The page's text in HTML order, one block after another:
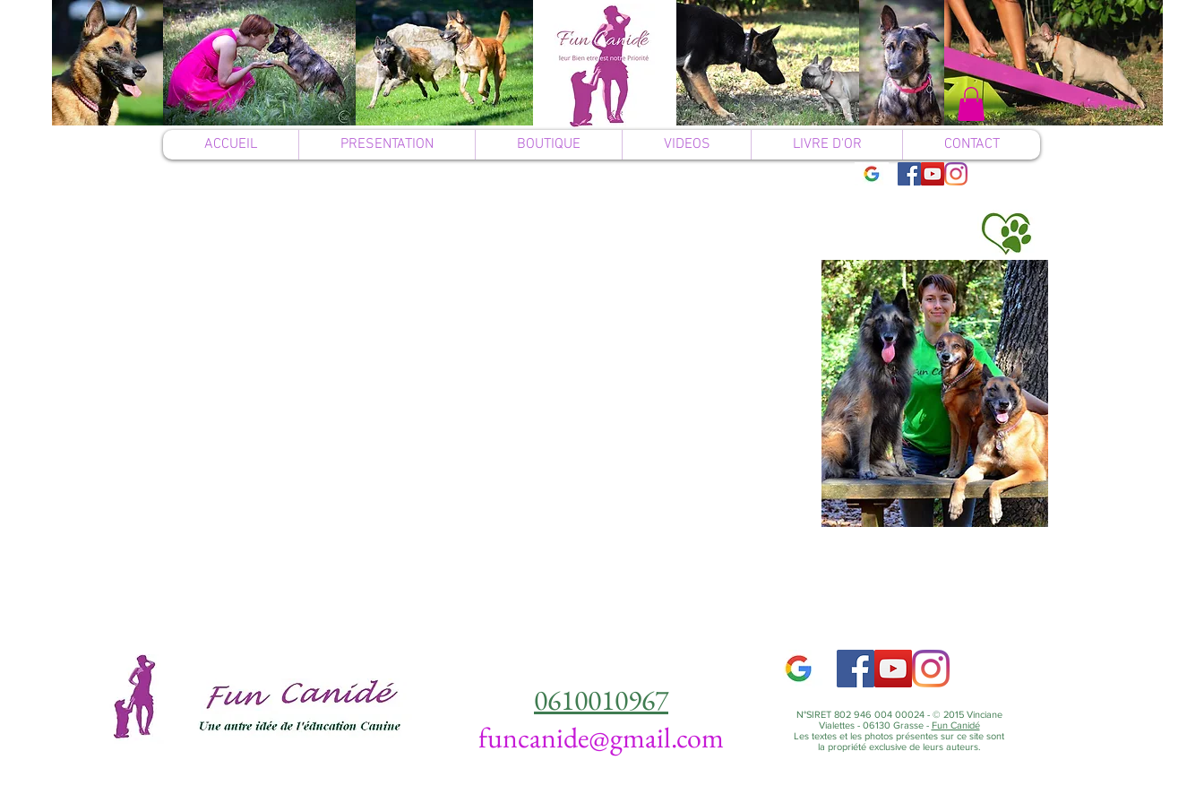
ACCUEIL PRESENTATION BOUTIQUE VIDEOS LIVRE D'OR CONTACT
0610010967
funcanide@gmail.com
N°SIRET 802 946 004 00024 - © 2015 Vinciane
Vialettes - 06130 Grasse - Fun Canidé
Les textes et les photos présentes sur ce site sont
la propriété exclusive de leurs auteurs.